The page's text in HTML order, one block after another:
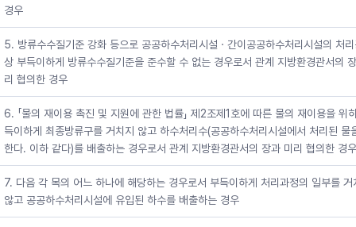
경우
5. 방류수수질기준 강화 등으로 공공하수처리시설ㆍ간이공공하수처리시설의 처
상 부득이하게 방류수수질기준을 준수할 수 없는 경우로서 관계 지방환경관서의
리 협의한 경우
6. 「물의 재이용 촉진 및 지원에 관한 법률」 제2조제1호에 따른 물의 재이용을 위
득이하게 최종방류구를 거치지 않고 하수처리수(공공하수처리시설에서 처리된 물
한다. 이하 같다)를 배출하는 경우로서 관계 지방환경관서의 장과 미리 협의한 경우
7. 다음 각 목의 어느 하나에 해당하는 경우로서 부득이하게 처리과정의 일부를 거
않고 공공하수처리시설에 유입된 하수를 배출하는 경우